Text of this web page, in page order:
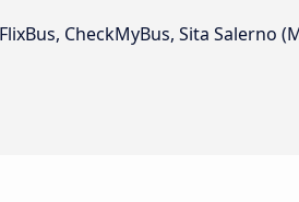
CheckMyBus, Sita Salerno